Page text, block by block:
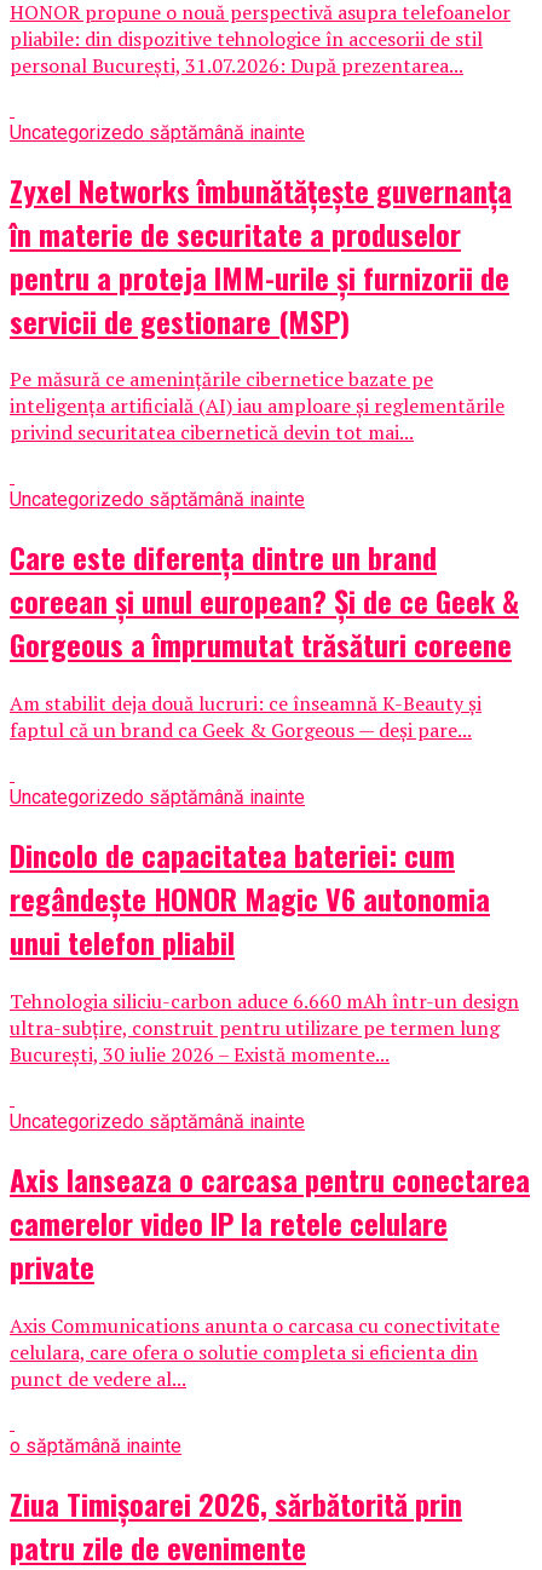
HONOR propune o nouă perspectivă asupra telefoanelor
pliabile: din dispozitive tehnologice în accesorii de stil
personal București, 31.07.2026: După prezentarea...
Uncategorizedo săptămână inainte
Zyxel Networks îmbunătățește guvernanța
în materie de securitate a produselor
pentru a proteja IMM-urile și furnizorii de
servicii de gestionare (MSP)
Pe măsură ce amenințările cibernetice bazate pe
inteligența artificială (AI) iau amploare și reglementările
privind securitatea cibernetică devin tot mai...
Uncategorizedo săptămână inainte
Care este diferența dintre un brand
coreean și unul european? Și de ce Geek &
Gorgeous a împrumutat trăsături coreene
Am stabilit deja două lucruri: ce înseamnă K-Beauty și
faptul că un brand ca Geek & Gorgeous — deși pare...
Uncategorizedo săptămână inainte
Dincolo de capacitatea bateriei: cum
regândește HONOR Magic V6 autonomia
unui telefon pliabil
Tehnologia siliciu-carbon aduce 6.660 mAh într-un design
ultra-subțire, construit pentru utilizare pe termen lung
București, 30 iulie 2026 – Există momente...
Uncategorizedo săptămână inainte
Axis lanseaza o carcasa pentru conectarea
camerelor video IP la retele celulare
private
Axis Communications anunta o carcasa cu conectivitate
celulara, care ofera o solutie completa si eficienta din
punct de vedere al...
o săptămână inainte
Ziua Timișoarei 2026, sărbătorită prin
patru zile de evenimente